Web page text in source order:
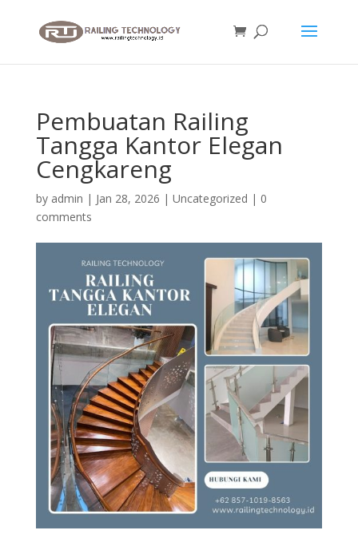
Pembuatan Railing
Tangga Kantor Elegan
Cengkareng
by admin | Jan 28, 2026 | Uncategorized | 0
comments